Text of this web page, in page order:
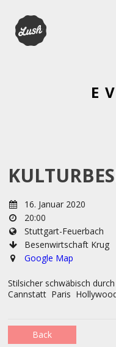
16. Januar 2020
20:00
Stuttgart-Feuerbach
Besenwirtschaft Krug
Google Map
Stilsicher schwäbisch
Cannstatt Paris
Back